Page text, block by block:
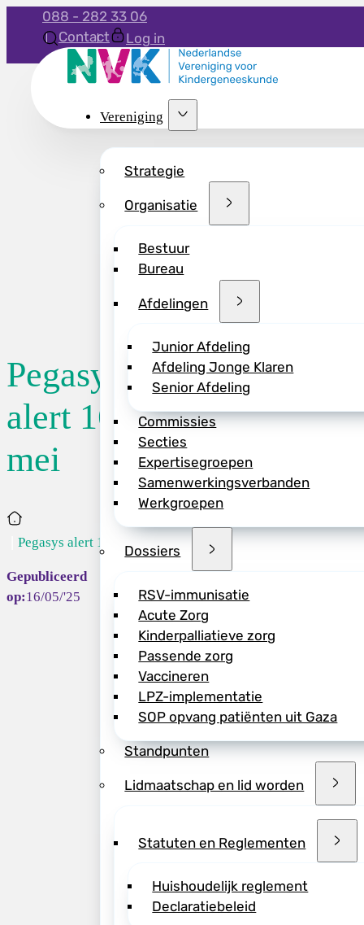
088 - 282 33 06
Contact
Log in
Vereniging
Strategie
Organisatie
Bestuur
Bureau
Afdelingen
Junior Afdeling
Afdeling Jonge Klaren
Senior Afdeling
Commissies
Secties
Expertisegroepen
Samenwerkingsverbanden
Werkgroepen
Dossiers
RSV-immunisatie
Acute Zorg
Kinderpalliatieve zorg
Passende zorg
Vaccineren
LPZ-implementatie
SOP opvang patiënten uit Gaza
Standpunten
Lidmaatschap en lid worden
Statuten en Reglementen
Huishoudelijk reglement
Declaratiebeleid
Pegasys
alert 16
mei
Home
Pegasys alert 1...
16/05/'25
Europa is hervat.
leveringen van de
peginterferon
Deel dit bericht